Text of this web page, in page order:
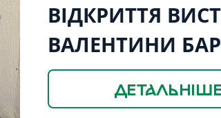
ВІДКРИТТЯ
ВАЛЕНТИНИ